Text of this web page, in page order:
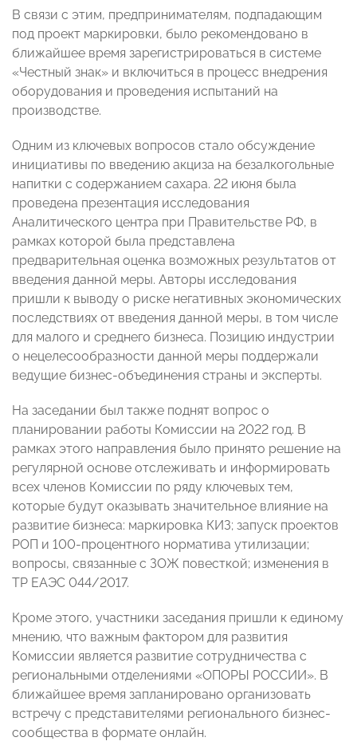
В связи с этим, предпринимателям, подпадающим
под проект маркировки, было рекомендовано в
ближайшее время зарегистрироваться в системе
«Честный знак» и включиться в процесс внедрения
оборудования и проведения испытаний на
производстве.
Одним из ключевых вопросов стало обсуждение
инициативы по введению акциза на безалкогольные
напитки с содержанием сахара. 22 июня была
проведена презентация исследования
Аналитического центра при Правительстве РФ, в
рамках которой была представлена
предварительная оценка возможных результатов от
введения данной меры. Авторы исследования
пришли к выводу о риске негативных экономических
последствиях от введения данной меры, в том числе
для малого и среднего бизнеса. Позицию индустрии
о нецелесообразности данной меры поддержали
ведущие бизнес-объединения страны и эксперты.
На заседании был также поднят вопрос о
планировании работы Комиссии на 2022 год. В
рамках этого направления было принято решение на
регулярной основе отслеживать и информировать
всех членов Комиссии по ряду ключевых тем,
которые будут оказывать значительное влияние на
развитие бизнеса: маркировка КИЗ; запуск проектов
РОП и 100-процентного норматива утилизации;
вопросы, связанные с ЗОЖ повесткой; изменения в
ТР ЕАЭС 044/2017.
Кроме этого, участники заседания пришли к единому
мнению, что важным фактором для развития
Комиссии является развитие сотрудничества с
региональными отделениями «ОПОРЫ РОССИИ». В
ближайшее время запланировано организовать
встречу с представителями регионального бизнес-
сообщества в формате онлайн.